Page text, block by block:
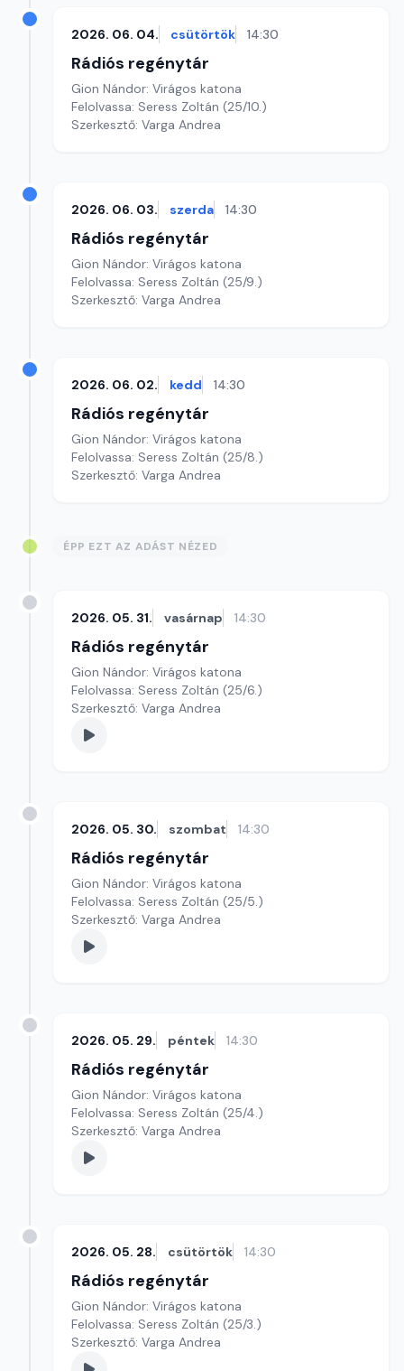
2026. 06. 04. csütörtök 14:30
Rádiós regénytár
Gion Nándor: Virágos katona
Felolvassa: Seress Zoltán (25/10.)
Szerkesztő: Varga Andrea
2026. 06. 03. szerda 14:30
Rádiós regénytár
Gion Nándor: Virágos katona
Felolvassa: Seress Zoltán (25/9.)
Szerkesztő: Varga Andrea
2026. 06. 02. kedd 14:30
Rádiós regénytár
Gion Nándor: Virágos katona
Felolvassa: Seress Zoltán (25/8.)
Szerkesztő: Varga Andrea
ÉPP EZT AZ ADÁST NÉZED
2026. 05. 31. vasárnap 14:30
Rádiós regénytár
Gion Nándor: Virágos katona
Felolvassa: Seress Zoltán (25/6.)
Szerkesztő: Varga Andrea
2026. 05. 30. szombat 14:30
Rádiós regénytár
Gion Nándor: Virágos katona
Felolvassa: Seress Zoltán (25/5.)
Szerkesztő: Varga Andrea
2026. 05. 29. péntek 14:30
Rádiós regénytár
Gion Nándor: Virágos katona
Felolvassa: Seress Zoltán (25/4.)
Szerkesztő: Varga Andrea
2026. 05. 28. csütörtök 14:30
Rádiós regénytár
Gion Nándor: Virágos katona
Felolvassa: Seress Zoltán (25/3.)
Szerkesztő: Varga Andrea